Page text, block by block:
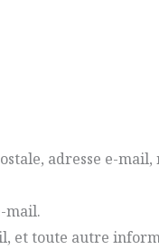
adresse e-
mail.
et toute autre